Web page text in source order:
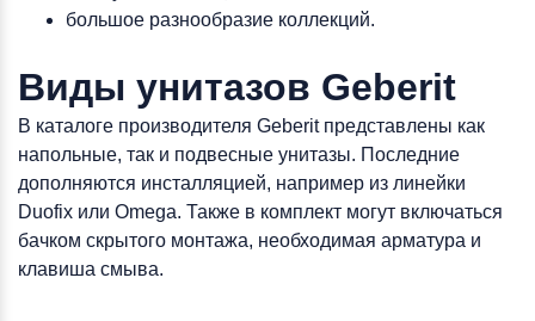
большое разнообразие коллекций.
Виды унитазов Geberit
В каталоге производителя Geberit представлены как
напольные, так и подвесные унитазы. Последние
дополняются инсталляцией, например из линейки
Duofix или Omega. Также в комплект могут включаться
бачком скрытого монтажа, необходимая арматура и
клавиша смыва.